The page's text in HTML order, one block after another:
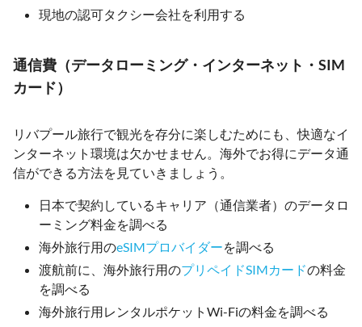
現地の認可タクシー会社を利用する
通信費（データローミング・インターネット・SIM
カード）
リバプール旅行で観光を存分に楽しむためにも、快適なイ
ンターネット環境は欠かせません。海外でお得にデータ通
信ができる方法を見ていきましょう。
日本で契約しているキャリア（通信業者）のデータロ
ーミング料金を調べる
海外旅行用のeSIMプロバイダーを調べる
渡航前に、海外旅行用のプリペイドSIMカードの料金
を調べる
海外旅行用レンタルポケットWi-Fiの料金を調べる